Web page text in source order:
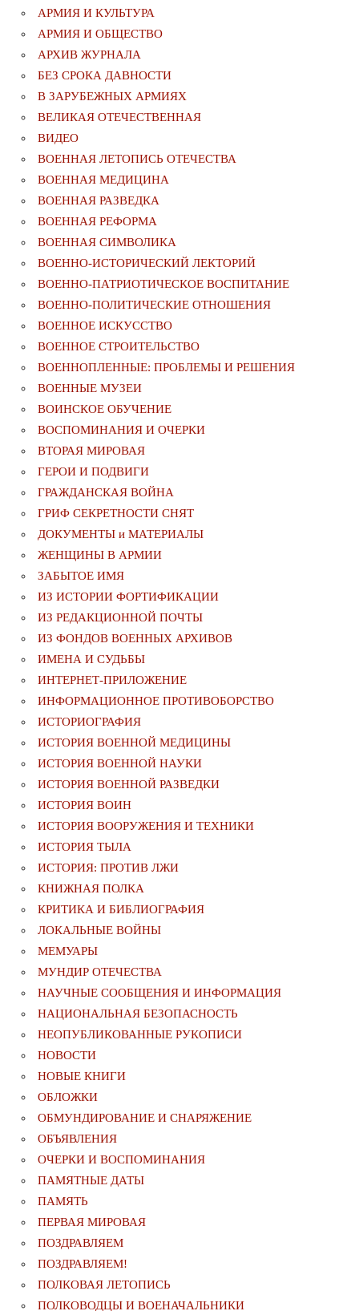
АРМИЯ И КУЛЬТУРА
АРМИЯ И ОБЩЕСТВО
АРХИВ ЖУРНАЛА
БЕЗ СРОКА ДАВНОСТИ
В ЗАРУБЕЖНЫХ АРМИЯХ
ВЕЛИКАЯ ОТЕЧЕСТВЕННАЯ
ВИДЕО
ВОЕННАЯ ЛЕТОПИСЬ ОТЕЧЕСТВА
ВОЕННАЯ МЕДИЦИНА
ВОЕННАЯ РАЗВЕДКА
ВОЕННАЯ РЕФОРМА
ВОЕННАЯ СИМВОЛИКА
ВОЕННО-ИСТОРИЧЕСКИЙ ЛЕКТОРИЙ
ВОЕННО-ПАТРИОТИЧЕСКОЕ ВОСПИТАНИЕ
ВОЕННО-ПОЛИТИЧЕСКИE ОТНОШЕНИЯ
ВОЕННОЕ ИСКУССТВО
ВОЕННОЕ СТРОИТЕЛЬСТВО
ВОЕННОПЛЕННЫЕ: ПРОБЛЕМЫ И РЕШЕНИЯ
ВОЕННЫЕ МУЗЕИ
ВОИНСКОЕ ОБУЧЕНИЕ
ВОСПОМИНАНИЯ И ОЧЕРКИ
ВТОРАЯ МИРОВАЯ
ГЕРОИ И ПОДВИГИ
ГРАЖДАНСКАЯ ВОЙНА
ГРИФ СЕКРЕТНОСТИ СНЯТ
ДОКУМЕНТЫ и МАТЕРИАЛЫ
ЖЕНЩИНЫ В АРМИИ
ЗАБЫТОЕ ИМЯ
ИЗ ИСТОРИИ ФОРТИФИКАЦИИ
ИЗ РЕДАКЦИОННОЙ ПОЧТЫ
ИЗ ФОНДОВ ВОЕННЫХ АРХИВОВ
ИМЕНА И СУДЬБЫ
ИНТЕРНЕТ-ПРИЛОЖЕНИЕ
ИНФОРМАЦИОННОЕ ПРОТИВОБОРСТВО
ИСТОРИОГРАФИЯ
ИСТОРИЯ ВОЕННОЙ МЕДИЦИНЫ
ИСТОРИЯ ВОЕННОЙ НАУКИ
ИСТОРИЯ ВОЕННОЙ РАЗВЕДКИ
ИСТОРИЯ ВОИН
ИСТОРИЯ ВООРУЖЕНИЯ И ТЕХНИКИ
ИСТОРИЯ ТЫЛА
ИСТОРИЯ: ПРОТИВ ЛЖИ
КНИЖНАЯ ПОЛКА
КРИТИКА И БИБЛИОГРАФИЯ
ЛОКАЛЬНЫЕ ВОЙНЫ
МЕМУАРЫ
МУНДИР ОТЕЧЕСТВА
НАУЧНЫЕ СООБЩЕНИЯ И ИНФОРМАЦИЯ
НАЦИОНАЛЬНАЯ БЕЗОПАСНОСТЬ
НЕОПУБЛИКОВАННЫЕ РУКОПИСИ
НОВОСТИ
НОВЫЕ КНИГИ
ОБЛОЖКИ
ОБМУНДИРОВАНИЕ И СНАРЯЖЕНИЕ
ОБЪЯВЛЕНИЯ
ОЧЕРКИ И ВОСПОМИНАНИЯ
ПАМЯТНЫЕ ДАТЫ
ПАМЯТЬ
ПЕРВАЯ МИРОВАЯ
ПОЗДРАВЛЯЕМ
ПОЗДРАВЛЯЕМ!
ПОЛКОВАЯ ЛЕТОПИСЬ
ПОЛКОВОДЦЫ И ВОЕНАЧАЛЬНИКИ